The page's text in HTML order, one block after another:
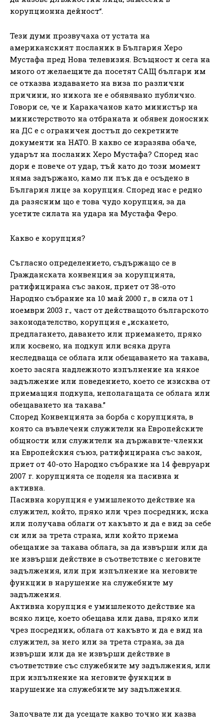
корупционна дейност“.
Тези думи прозвучаха от устата на
американският посланик в България Херо
Мустафа пред Нова телевизия. Всъщност и сега на
много от желаещите да посетят САЩ българи им
се отказва издаването на виза по различни
причини, но никога не е обявявано публично.
Говори се, че и Каракачанов като министър на
министерството на отбраната и обявен доносник
на ДС е с ограничен достъп до секретните
документи на НАТО. В какво се изразява обаче,
ударът на посланик Херо Мустафа? Според нас
дори е повече от удар, тъй като до този момент
няма задържано, камо ли пък да е осъдено в
България лице за корупция. Според нас е редно
да разясним що е това чудо корупция, за да
усетите силата на удара на Мустафа Феро.
Какво е корупция?
Съгласно определението, съдържащо се в
Гражданската конвенция за корупцията,
ратифицирана със закон, приет от 38-ото
Народно събрание на 10 май 2000 г., в сила от 1
ноември 2003 г., част от действащото българското
законодателство, корупция е „искането,
предлагането, даването или приемането, пряко
или косвено, на подкуп или всяка друга
неследваща се облага или обещаването на такава,
което засяга надлежното изпълнение на някое
задължение или поведението, което се изисква от
приемащия подкупа, неполагащата се облага или
обещаването на такава.”
Според Конвенцията за борба с корупцията, в
която са въвлечени служители на Европейските
общности или служители на държавите-членки
на Европейския съюз, ратифицирана със закон,
приет от 40-ото Народно събрание на 14 февруари
2007 г. корупцията се поделя на пасивна и
активна.
Пасивна корупция е умишленото действие на
служител, който, пряко или чрез посредник, иска
или получава облаги от какъвто и да е вид за себе
си или за трета страна, или който приема
обещание за такава облага, за да извърши или да
не извърши действие в съответствие с неговите
задължения, или при изпълнение на неговите
функции в нарушение на служебните му
задължения.
Активна корупция е умишленото действие на
всяко лице, което обещава или дава, пряко или
чрез посредник, облага от какъвто и да е вид на
служител, за него или за трета страна, за да
извърши или да не извърши действие в
съответствие със служебните му задължения, или
при изпълнение на неговите функции в
нарушение на служебните му задължения.
Започвате ли да усещате какво точно ни казва